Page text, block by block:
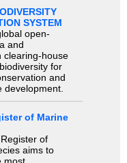
SYSTEM
open-
and
clearing-house
for
and
development.
of Marine
of
aims to